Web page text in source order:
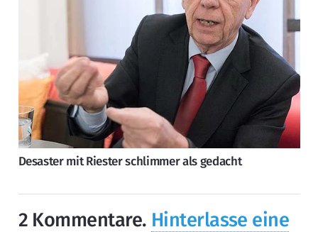
Desaster mit Riester schlimmer als gedacht
2 Kommentare. Hinterlasse eine